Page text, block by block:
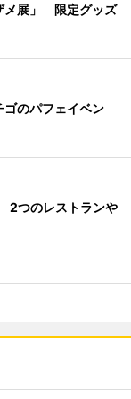
メ展」 限定グッズ
ゴのパフェイベン
2つのレストランや